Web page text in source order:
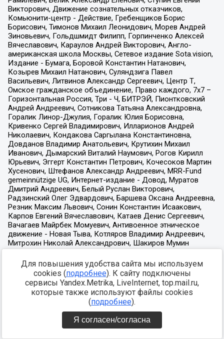
Для повышения удобства сайта мы используем
cookies (подробнее). К сайту подключены
сервисы Yandex.Metrika, LiveInternet, top.mail.ru,
которые также используют файлы cookies
(подробнее).
Я согласен/согласна